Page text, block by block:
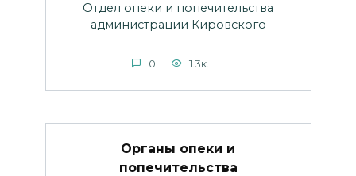
Отдел опеки и попечительства
администрации Кировского
0 1.3к.
Органы опеки и
попечительства